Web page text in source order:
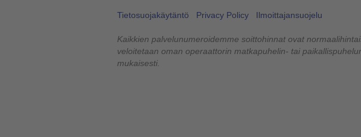
Tietosuojakäytäntö Privacy Policy Ilmoittajansuojelu
Kaikkien palvelunumeroidemme soittohinnat ovat
veloitetaan oman operaattorin matkapuhelin- tai
mukaisesti.